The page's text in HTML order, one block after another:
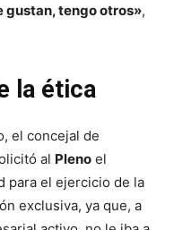
gustan, tengo otros»,
la ética
el concejal de
al Pleno el
para el ejercicio de la
exclusiva, ya que, a